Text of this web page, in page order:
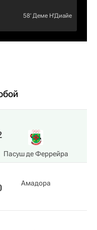
58‎’‎ Деме Н'Диайе
Пасуш де Феррейра
Амадора